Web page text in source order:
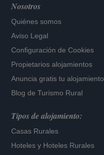
Nosotros
Quiénes somos
Aviso Legal
Configuración de Cookies
Propietarios alojamientos
Anuncia gratis tu alojamiento
Blog de Turismo Rural
Tipos de alojamiento:
Casas Rurales
Hoteles y Hoteles Rurales